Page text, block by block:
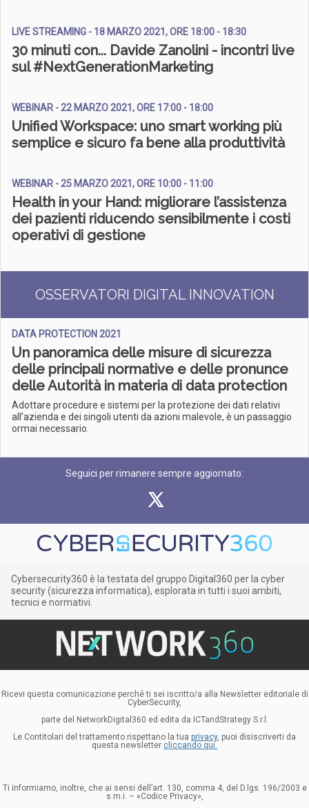
LIVE STREAMING - 18 MARZO 2021, ORE 18:00 - 18:30
30 minuti con... Davide Zanolini - incontri live
sul #NextGenerationMarketing
WEBINAR - 22 MARZO 2021, ORE 17:00 - 18:00
Unified Workspace: uno smart working più
semplice e sicuro fa bene alla produttività
WEBINAR - 25 MARZO 2021, ORE 10:00 - 11:00
Health in your Hand: migliorare l’assistenza
dei pazienti riducendo sensibilmente i costi
operativi di gestione
OSSERVATORI DIGITAL INNOVATION
DATA PROTECTION 2021
Un panoramica delle misure di sicurezza
delle principali normative e delle pronunce
delle Autorità in materia di data protection
Adottare procedure e sistemi per la protezione dei dati relativi
all’azienda e dei singoli utenti da azioni malevole, è un passaggio
ormai necessario.
Seguici per rimanere sempre aggiornato:
Cybersecurity360 è la testata del gruppo Digital360 per la cyber
security (sicurezza informatica), esplorata in tutti i suoi ambiti,
tecnici e normativi.
Ricevi questa comunicazione perché ti sei iscritto/a alla Newsletter editoriale di
CyberSecurity,
parte del NetworkDigital360 ed edita da ICTandStrategy S.r.l.
Le Contitolari del trattamento rispettano la tua privacy, puoi disiscriverti da
questa newsletter cliccando qui.
Ti informiamo, inoltre, che ai sensi dell’art. 130, comma 4, del D.lgs. 196/2003 e
s.m.i. – «Codice Privacy»,